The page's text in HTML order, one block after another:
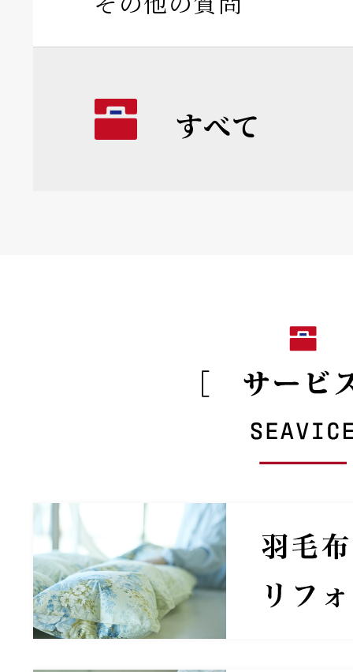
すべて